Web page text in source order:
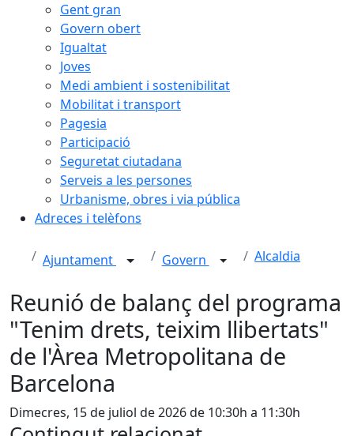
Gent gran
Govern obert
Igualtat
Joves
Medi ambient i sostenibilitat
Mobilitat i transport
Pagesia
Participació
Seguretat ciutadana
Serveis a les persones
Urbanisme, obres i via pública
Adreces i telèfons
Ajuntament Govern Alcaldia
Reunió de balanç del programa
"Tenim drets, teixim llibertats"
de l'Àrea Metropolitana de
Barcelona
Dimecres, 15 de juliol de 2026 de 10:30h a 11:30h